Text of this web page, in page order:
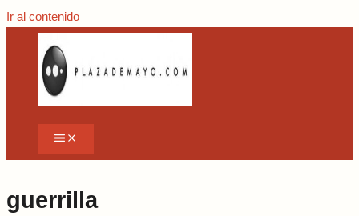
Ir al contenido
guerrilla